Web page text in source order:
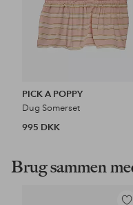
PICK A POPPY
Dug Somerset
995 DKK
Brug sammen